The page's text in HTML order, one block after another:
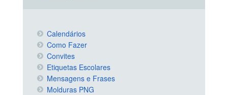
Calendários
Como Fazer
Convites
Etiquetas Escolares
Mensagens e Frases
Molduras PNG